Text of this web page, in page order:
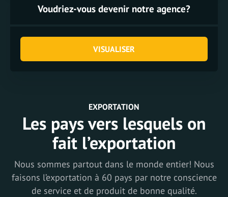
Voudriez-vous devenir notre agence?
VISUALISER
EXPORTATION
Les pays vers lesquels on
fait l’exportation
Nous sommes partout dans le monde entier! Nous
faisons l’exportation à 60 pays par notre conscience
de service et de produit de bonne qualité.